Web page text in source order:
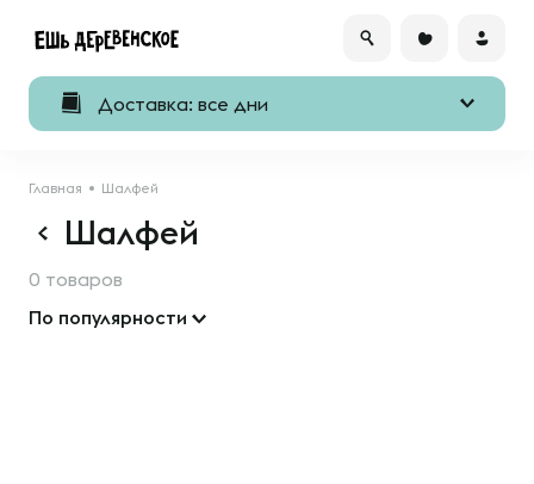
Доставка: все дни
Главная Шалфей
Шалфей
0 товаров
По популярности